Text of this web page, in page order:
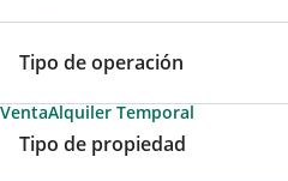
Tipo de operación
VentaAlquiler Temporal
Tipo de propiedad